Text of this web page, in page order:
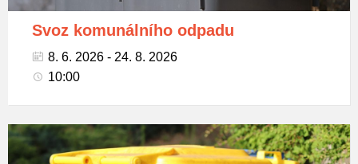
Svoz komunálního odpadu
8. 6. 2026 - 24. 8. 2026
10:00
Popelnice
na